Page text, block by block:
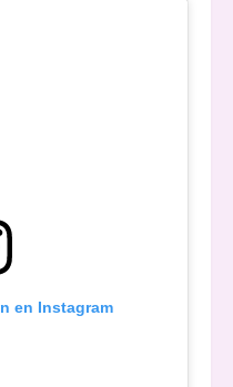
en Instagram